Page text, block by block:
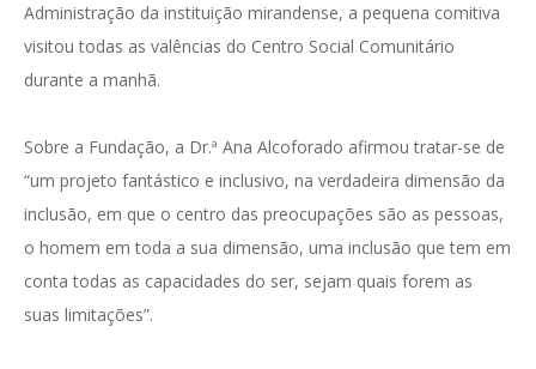
Administração da instituição mirandense, a pequena comitiva
visitou todas as valências do Centro Social Comunitário
durante a manhã.
Sobre a Fundação, a Dr.ª Ana Alcoforado afirmou tratar-se de
“um projeto fantástico e inclusivo, na verdadeira dimensão da
inclusão, em que o centro das preocupações são as pessoas,
o homem em toda a sua dimensão, uma inclusão que tem em
conta todas as capacidades do ser, sejam quais forem as
suas limitações”.